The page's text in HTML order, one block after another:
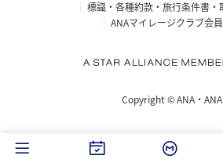
標識・各種約款・旅行条件書・
ANAマイレージクラブ会
Copyright ©ANA・